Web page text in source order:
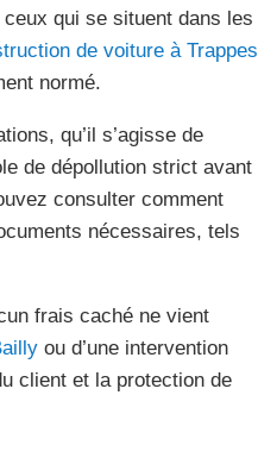
qui se situent dans les
de voiture à Trappes
normé.
qu’il s’agisse de
de dépollution strict avant
consulter comment
nécessaires, tels
frais caché ne vient
ou d’une intervention
client et la protection de